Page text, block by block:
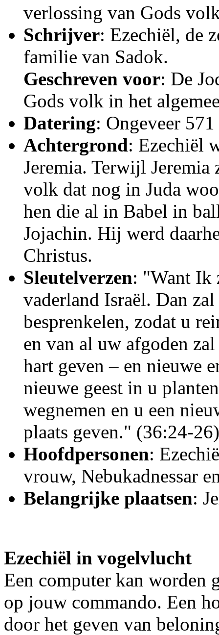
verlossing van Gods
Schrijver: Ezechiël, de
familie van Sadok.
Geschreven voor: De
Gods volk in het
Datering: Ongeveer
Achtergrond: Ezechiël
Jeremia. Terwijl
volk dat nog in Juda
hen die al in Babel in
Jojachin. Hij werd
Christus.
Sleutelverzen: "Want Ik
vaderland Israël. Dan
besprenkelen, zodat u
en van al uw afgoden
hart geven – en nieuwe
nieuwe geest in u
wegnemen en u een
plaats geven." (36:24-26)
Hoofdpersonen:
vrouw, Nebukadnessar
Belangrijke plaatsen:
Ezechiël in vogelvlucht
Een computer kan worden
op jouw commando. Een
door het geven van